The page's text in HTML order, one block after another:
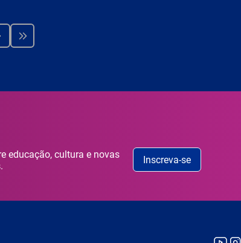
educação, cultura e novas
Inscreva-se